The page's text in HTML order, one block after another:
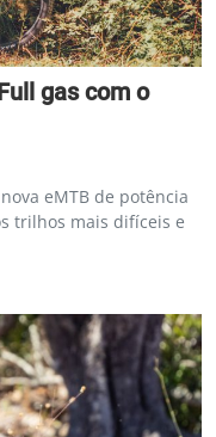
gas com o
eMTB de potência
trilhos mais difíceis e